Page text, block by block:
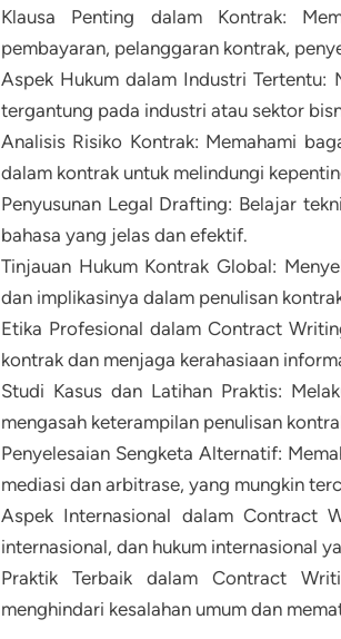
Klausa Penting dalam Kontrak:
pembayaran, pelanggaran kontrak,
Aspek Hukum dalam Industri Tertentu:
tergantung pada industri atau sektor
Analisis Risiko Kontrak: Memahami
dalam kontrak untuk melindungi
Penyusunan Legal Drafting: Belajar
bahasa yang jelas dan efektif.
Tinjauan Hukum Kontrak Global:
dan implikasinya dalam penulisan
Etika Profesional dalam Contract
kontrak dan menjaga kerahasiaan
Studi Kasus dan Latihan Praktis:
mengasah keterampilan penulisan
Penyelesaian Sengketa Alternatif:
mediasi dan arbitrase, yang mungkin
Aspek Internasional dalam Contract
internasional, dan hukum internasional
Praktik Terbaik dalam Contract
menghindari kesalahan umum dan